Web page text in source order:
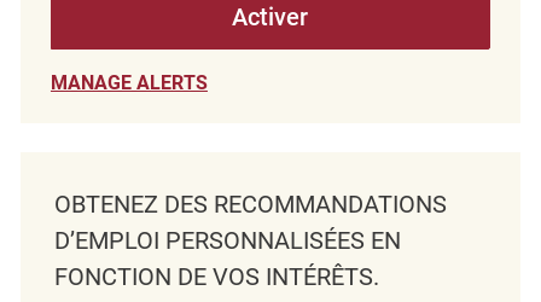
Activer
MANAGE ALERTS
OBTENEZ DES RECOMMANDATIONS
D’EMPLOI PERSONNALISÉES EN
FONCTION DE VOS INTÉRÊTS.